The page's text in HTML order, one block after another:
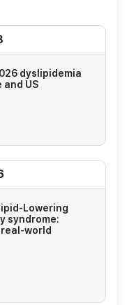
dyslipidemia
and US
Lowering
syndrome:
world